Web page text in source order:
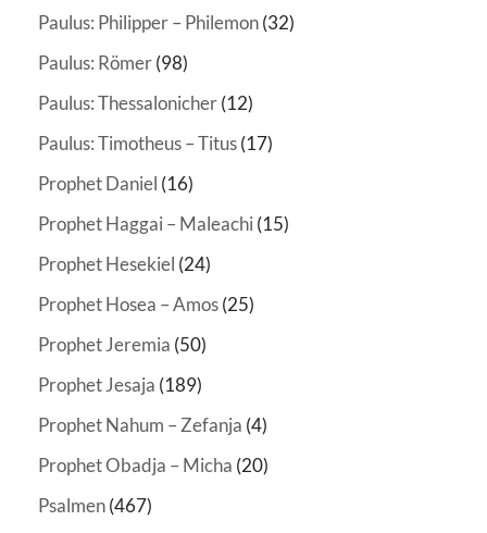
Paulus: Philipper – Philemon(32)
Paulus: Römer(98)
Paulus: Thessalonicher(12)
Paulus: Timotheus – Titus(17)
Prophet Daniel (16)
Prophet Haggai – Maleachi (15)
Prophet Hesekiel (24)
Prophet Hosea – Amos(25)
Prophet Jeremia (50)
Prophet Jesaja (189)
Prophet Nahum – Zefanja (4)
Prophet Obadja – Micha (20)
Psalmen(467)